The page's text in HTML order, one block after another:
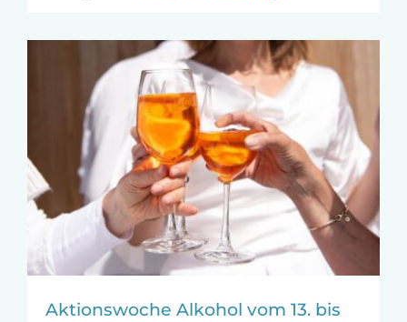
Aktionswoche Alkohol vom 13. bis